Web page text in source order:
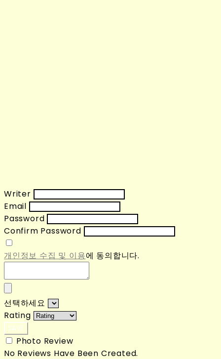
Writer
Email
Password
Confirm Password
개인정보 수집 및 이용에 동의합니다.
선택하세요
Rating
SAVE
Photo Review
No Reviews Have Been Created.